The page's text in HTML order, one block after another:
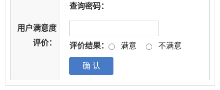
用户满意度
评价：
查询密码：
评价结果： 满意 不满意